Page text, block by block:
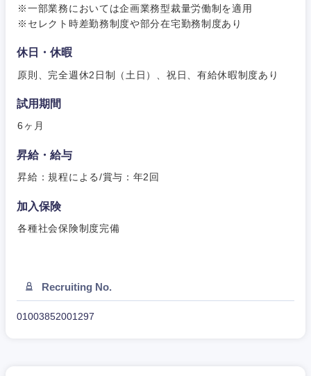
※一部業務においては企画業務型裁量労働制を適用
※セレクト時差勤務制度や部分在宅勤務制度あり
休日・休暇
原則、完全週休2日制（土日）、祝日、有給休暇制度あり
試用期間
6ヶ月
昇給・給与
昇給：規程による/賞与：年2回
加入保険
各種社会保険制度完備
Recruiting No.
01003852001297